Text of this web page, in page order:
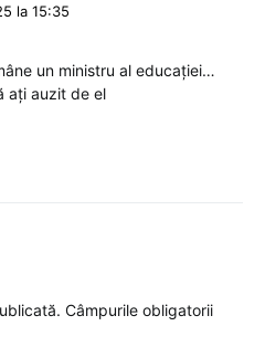
la 15:35
un ministru al educației…
ați auzit de el
Câmpurile obligatorii